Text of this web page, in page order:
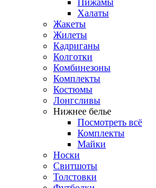
Халаты
Жакеты
Жилеты
Кадриганы
Колготки
Комбинезоны
Комплекты
Костюмы
Лонгсливы
Нижнее белье
Посмотреть всё
Комплекты
Майки
Носки
Свитшоты
Толстовки